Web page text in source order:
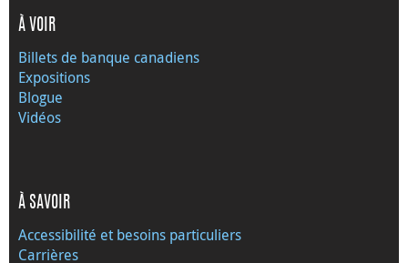
À VOIR
Billets de banque canadiens
Expositions
Blogue
Vidéos
À SAVOIR
Accessibilité et besoins particuliers
Carrières